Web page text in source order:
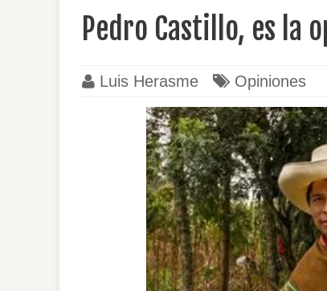
Pedro Castillo, es la
Luis Herasme Opiniones